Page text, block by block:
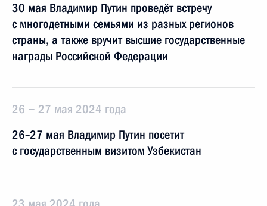
30 мая Владимир Путин проведёт встречу
с многодетными семьями из разных регионов
страны, а также вручит высшие государственные
награды Российской Федерации
26 − 27 мая 2024 года
26–27 мая Владимир Путин посетит
с государственным визитом Узбекистан